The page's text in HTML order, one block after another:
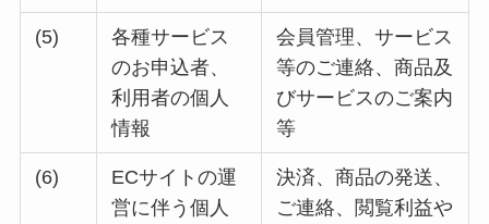
(5)
各種サービス
のお申込者、
利用者の個人
情報
会員管理、サービス
等のご連絡、商品及
びサービスのご案内
等
(6)
ECサイトの運
営に伴う個人
決済、商品の発送、
ご連絡、閲覧利益や